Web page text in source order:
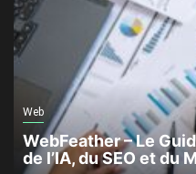
Web
WebFeather – Le
de l’IA, du SEO et du